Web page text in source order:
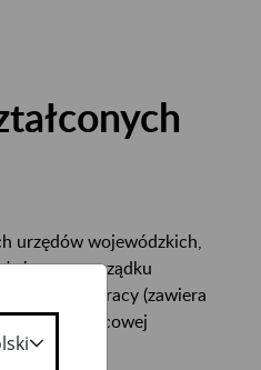
urzędów wojewódzkich,
w porządku
zakładów pracy (zawiera
i płacowej